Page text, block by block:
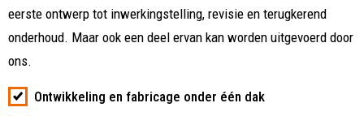
eerste ontwerp tot inwerkingstelling, revisie en terugkerend
onderhoud. Maar ook een deel ervan kan worden uitgevoerd door
ons.
Ontwikkeling en fabricage onder één dak